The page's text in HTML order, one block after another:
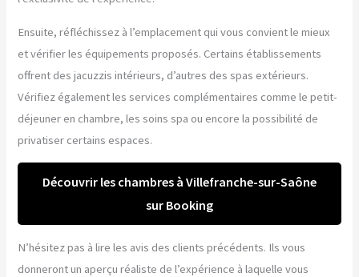
Ensuite, réfléchissez à l’emplacement qui vous convient le mieux
et vérifier les équipements proposés. Certains établissements
offrent des jacuzzis intérieurs, d’autres des spas extérieurs.
Vérifiez également les services complémentaires comme le petit-
déjeuner en chambre, les soins spa ou encore la possibilité de
privatiser certains espaces.
Découvrir les chambres à Villefranche-sur-Saône
sur Booking
N’hésitez pas à lire les avis des clients précédents. Ils vous
donneront un aperçu réaliste de l’expérience à laquelle vous